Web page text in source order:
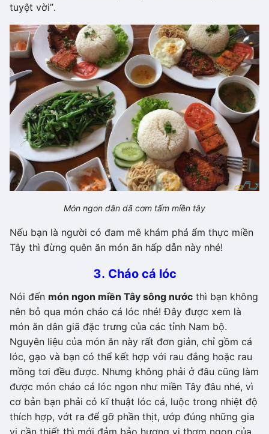
tuyệt vời”.
Món ngon dân dã cơm tấm miền tây
Nếu bạn là người có đam mê khám phá ẩm thực miền
Tây thì đừng quên ăn món ăn hấp dẫn này nhé!
3. Cháo cá lóc
Nói đến món ngon miền Tây sông nước thì bạn không
nên bỏ qua món cháo cá lóc nhé! Đây được xem là
món ăn dân giã đặc trưng của các tỉnh Nam bộ.
Nguyên liệu của món ăn này rất đơn giản, chỉ gồm cá
lóc, gạo và bạn có thể kết hợp với rau đắng hoặc rau
mồng tơi đều được. Nhưng không phải ở đâu cũng làm
được món cháo cá lóc ngon như miền Tây đâu nhé, vì
cơ bản bạn phải có kĩ thuật lóc cá, luộc trong nhiệt độ
thích hợp, vớt ra để gỡ phần thịt, ướp đúng những gia
vị cần thiết thì mới đảm bảo hương vị thơm ngon của